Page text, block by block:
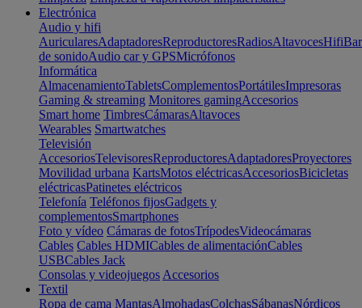
Electrónica
Audio y hifi
AuricularesAdaptadoresReproductoresRadiosAltavocesHifi
de sonidoAudio car y GPSMicrófonos
Informática
AlmacenamientoTabletsComplementosPortátilesImpresoras
Gaming & streaming Monitores gamingAccesorios
Smart home TimbresCámarasAltavoces
Wearables Smartwatches
Televisión
AccesoriosTelevisoresReproductoresAdaptadoresProyectores
Movilidad urbana KartsMotos eléctricasAccesoriosBicicletas
eléctricasPatinetes eléctricos
Telefonía Teléfonos fijosGadgets y
complementosSmartphones
Foto y vídeo Cámaras de fotosTrípodesVideocámaras
Cables Cables HDMICables de alimentaciónCables
USBCables Jack
Consolas y videojuegos Accesorios
Textil
Ropa de cama MantasAlmohadasColchasSábanasNórdicos